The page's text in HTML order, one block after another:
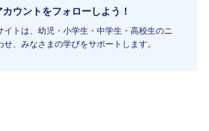
ウントをフォローしよう！
イトは、幼児・小学生・中学生・高校生のニ
せ、みなさまの学びをサポートします。